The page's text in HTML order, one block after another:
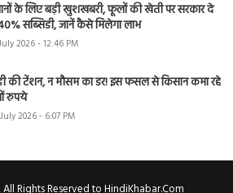
के लिए बड़ी खुशखबरी, फूलों की खेती पर सरकार दे
सब्सिडी, जानें कैसे मिलेगा लाभ
2026 - 12:46 PM
की टेंशन, न मौसम का डर! इस फसल से किसान कमा रहे
रुपये
2026 - 6:07 PM
Rights Reserved to HindiKhabar.Com